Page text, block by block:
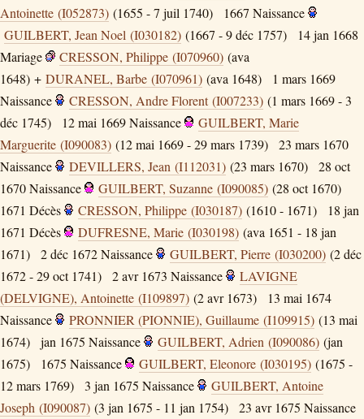
Antoinette (I052873) (1655 - 7 juil 1740) 1667 Naissance
GUILBERT, Jean Noel (I030182) (1667 - 9 déc 1757)
14 jan 1668
Mariage
CRESSON, Philippe (I070960) (ava
1648) + DURANEL, Barbe (I070961) (ava 1648)
1 mars 1669
Naissance
CRESSON, Andre Florent (I007233) (1 mars 1669 - 3
déc 1745)
12 mai 1669Naissance
GUILBERT, Marie
Marguerite (I090083) (12 mai 1669 - 29 mars 1739)
23 mars 1670
Naissance
DEVILLERS, Jean (I112031) (23 mars 1670)
28 oct
1670Naissance GUILBERT, Suzanne (I090085) (28 oct 1670)
1671 Décès CRESSON, Philippe (I030187) (1610 - 1671)
18 jan
1671 Décès DUFRESNE, Marie (I030198) (ava 1651 - 18 jan
1671)
2 déc 1672Naissance GUILBERT, Pierre (I030200) (2 déc
1672 - 29 oct 1741)
2 avr 1673 Naissance
LAVIGNE
(DELVIGNE), Antoinette (I109897) (2 avr 1673)
13 mai 1674
Naissance
PRONNIER (PIONNIE), Guillaume (I109915) (13 mai
1674)
jan 1675 Naissance GUILBERT, Adrien (I090086) (jan
1675)
1675 Naissance GUILBERT, Eleonore (I030195) (1675 -
12 mars 1769)
3 jan 1675 Naissance
GUILBERT, Antoine
Joseph (I090087) (3 jan 1675 - 11 jan 1754) 23 avr 1675 Naissance